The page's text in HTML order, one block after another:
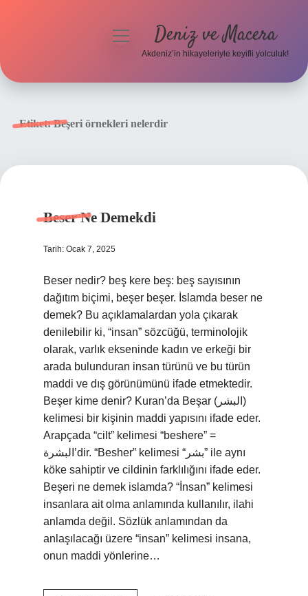
menüyü Deniz ve Macera
Akdeniz’in hikayeleriyle keyifli yolculuk!
Etiket:Beşeri örnekleri nelerdir
Beser Ne Demekdi
Tarih: Ocak 7, 2025
Beser nedir? beş kere beş: beş sayısının
dağıtım biçimi, beşer beşer. İslamda beser ne
demek? Bu açıklamalardan yola çıkarak
denilebilir ki, “insan” sözcüğü, terminolojik
olarak, varlık ekseninde kadın ve erkeği bir
arada bulunduran insan türünü ve bu türün
maddi ve dış görünümünü ifade etmektedir.
Beşer kime denir? Kuran’da Beşar (البشر)
kelimesi bir kişinin maddi yapısını ifade eder.
Arapçada “cilt” kelimesi “beshere” =
البشرة’dir. “Besher” kelimesi “بشر” ile aynı
köke sahiptir ve cildinin farklılığını ifade eder.
Beşeri ne demek islamda? “İnsan” kelimesi
insanlara ait olma anlamında kullanılır, ilahi
anlamda değil. Sözlük anlamından da
anlaşılacağı üzere “insan” kelimesi insana,
onun maddi yönlerine…